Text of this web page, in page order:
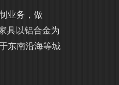
业务，做
具以铝合金为
东南沿海等城